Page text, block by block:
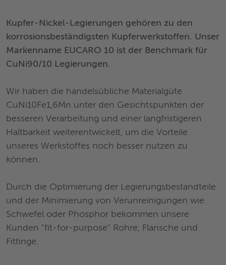
Kupfer-Nickel-Legierungen gehören zu den
korrosionsbeständigsten Kupferwerkstoffen. Unser
Markenname EUCARO 10 ist der Benchmark für
CuNi90/10 Legierungen.
Wir haben die handelsübliche Materialgüte
CuNi10Fe1,6Mn unter den Gesichtspunkten der
besseren Verarbeitung und einer langfristigeren
Haltbarkeit weiterentwickelt, um die Vorteile
unseres Werkstoffes noch besser nutzen zu
können.
Durch die Optimierung der Legierungsbestandteile
und der Minimierung von Verunreinigungen wie
Schwefel oder Phosphor bekommen unsere
Kunden "fit-for-purpose" Rohre, Flansche und
Fittinge.